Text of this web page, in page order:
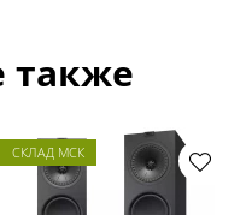
также
СКЛАД МСК